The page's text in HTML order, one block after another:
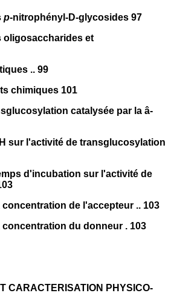
p-nitrophényl-D-glycosides 97
oligosaccharides et
.. 99
chimiques 101
catalysée par la â-
sur l'activité de transglucosylation
d'incubation sur l'activité de
concentration de l'accepteur .. 103
concentration du donneur . 103
CARACTERISATION PHYSICO-